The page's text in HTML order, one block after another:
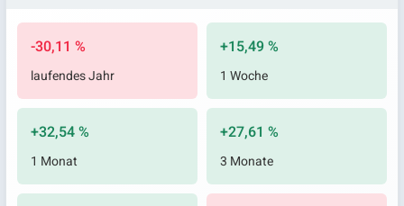
-30,11 %
laufendes Jahr
+15,49 %
1 Woche
+32,54 %
1 Monat
+27,61 %
3 Monate